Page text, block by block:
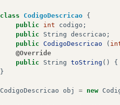
class CodigoDescricao {
public
int codigo ;
public
String descricao ;
public CodigoDescricao (
@Override
public
String toString ()
{
}
CodigoDescricao obj = new